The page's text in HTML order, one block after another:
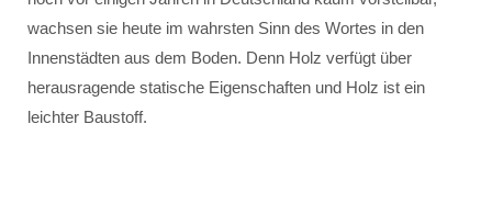
wachsen sie heute im wahrsten Sinn des Wortes in den
Innenstädten aus dem Boden. Denn Holz verfügt über
herausragende statische Eigenschaften und Holz ist ein
leichter Baustoff.